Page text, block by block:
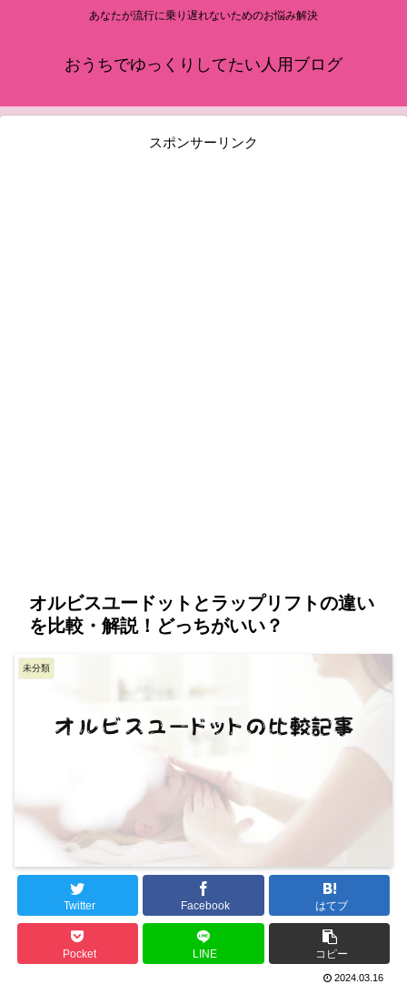
あなたが流行に乗り遅れないためのお悩み解決
おうちでゆっくりしてたい人用ブログ
スポンサーリンク
オルビスユードットとラップリフトの違い
を比較・解説！どっちがいい？
未分類
Twitter Facebook はてブ
Pocket LINE コピー
2024.03.16